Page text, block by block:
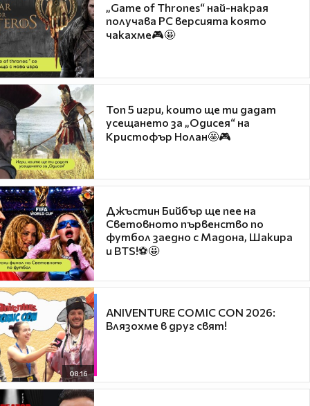
„Game of Thrones“ най-накрая
получава PC версията която
чакахме🎮🤩
Топ 5 игри, които ще ти дадат
усещането за „Одисея“ на
Кристофър Нолан🤩🎮
Джъстин Бийбър ще пее на
Световното първенство по
футбол заедно с Мадона, Шакира
и BTS!⚽🤩
08:16
ANIVENTURE COMIC CON 2026:
Влязохме в друг свят!